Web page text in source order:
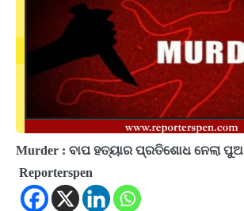
Murder : ବାପ ହତ୍ୟାର ପ୍ରତିଶୋଧ ନେଲା ପୁଅ
Reporterspen